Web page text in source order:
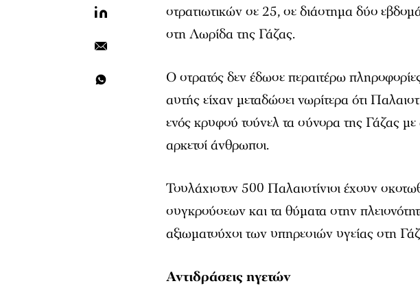
στρατιωτικών σε 25, σε διάστημα δύο
στη Λωρίδα της Γάζας.
Ο στρατός δεν έδωσε περαιτέρω
αυτής είχαν μεταδώσει νωρίτερα ότι
ενός κρυφού τούνελ τα σύνορα της Γάζας
αρκετοί άνθρωποι.
Τουλάχιστον 500 Παλαιστίνιοι έχουν
συγκρούσεων και τα θύματα στην
αξιωματούχοι των υπηρεσιών υγείας στη
Αντιδράσεις ηγετών